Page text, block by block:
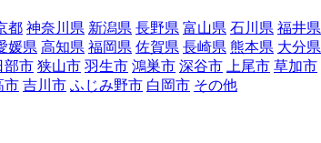
都 神奈川県 新潟県 長野県 富山県 石川県 福井県
媛県 高知県 福岡県 佐賀県 長崎県 熊本県 大分県
部市 狭山市 羽生市 鴻巣市 深谷市 上尾市 草加市
市 吉川市 ふじみ野市 白岡市 その他